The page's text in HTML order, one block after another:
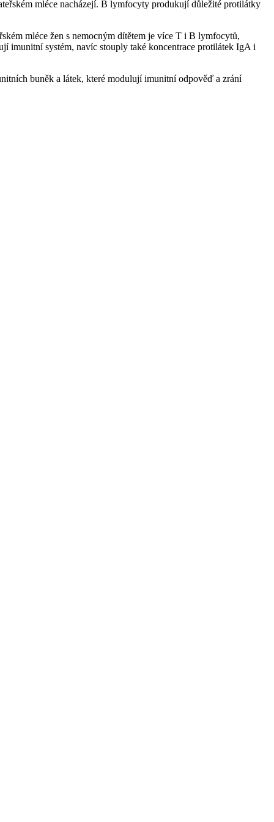
mléce nacházejí. B lymfocyty produkují důležité protilátky
mléce žen s nemocným dítětem je více T i B lymfocytů,
imunitní systém, navíc stouply také koncentrace protilátek IgA i
buněk a látek, které modulují imunitní odpověď a zrání